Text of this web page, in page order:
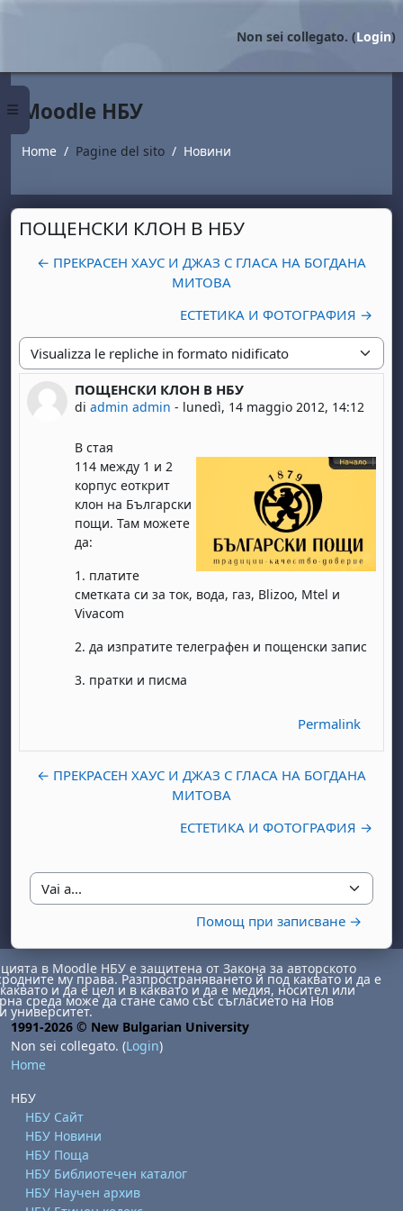
Pannello laterale
Non sei collegato. (Login)
Moodle НБУ
Home Pagine del sito Новини
ПОЩЕНСКИ КЛОН В НБУ
← ПРЕКРАСЕН ХАУС И ДЖАЗ С ГЛАСА НА БОГДАНА
МИТОВА
ЕСТЕТИКА И ФОТОГРАФИЯ →
Modalità visualizzazione
ПОЩЕНСКИ КЛОН В НБУ
di admin admin - lunedì, 14 maggio 2012, 14:12
Numero di risposte: 0
В стая
114 между 1 и 2
корпус еоткрит
клон на Български
пощи. Там можете
да:
1. платите
сметката си за ток, вода, газ, Blizoo, Mtel и
Vivacom
2. да изпратите телеграфен и пощенски запис
3. пратки и писма
Permalink
← ПРЕКРАСЕН ХАУС И ДЖАЗ С ГЛАСА НА БОГДАНА
МИТОВА
ЕСТЕТИКА И ФОТОГРАФИЯ →
Vai a...
Помощ при записване →
1 agosto
domenica 2 agosto
7 agosto
8 agosto
domenica 9 agosto
14 agosto
15 agosto
domenica 16 agosto
21 agosto
22 agosto
domenica 23 agosto
28 agosto
29 agosto
domenica 30 agosto
в Moodle НБУ е защитена от Закона за авторското
му права. Разпространяването й под каквато и да е
и да е цел и в каквато и да е медия, носител или
среда може да стане само със съгласието на Нов
университет.
1991-2026 © New Bulgarian University
Non sei collegato. (Login)
Home
НБУ
НБУ Сайт
НБУ Новини
НБУ Поща
НБУ Библиотечен каталог
НБУ Научен архив